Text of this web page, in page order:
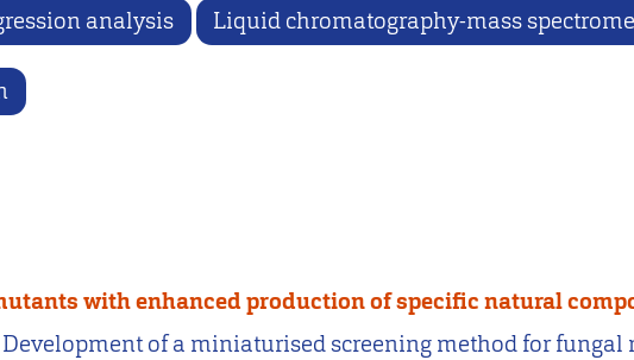
analysis Liquid chromatography-mass
with enhanced production of specific natural
Development of a miniaturised screening method for